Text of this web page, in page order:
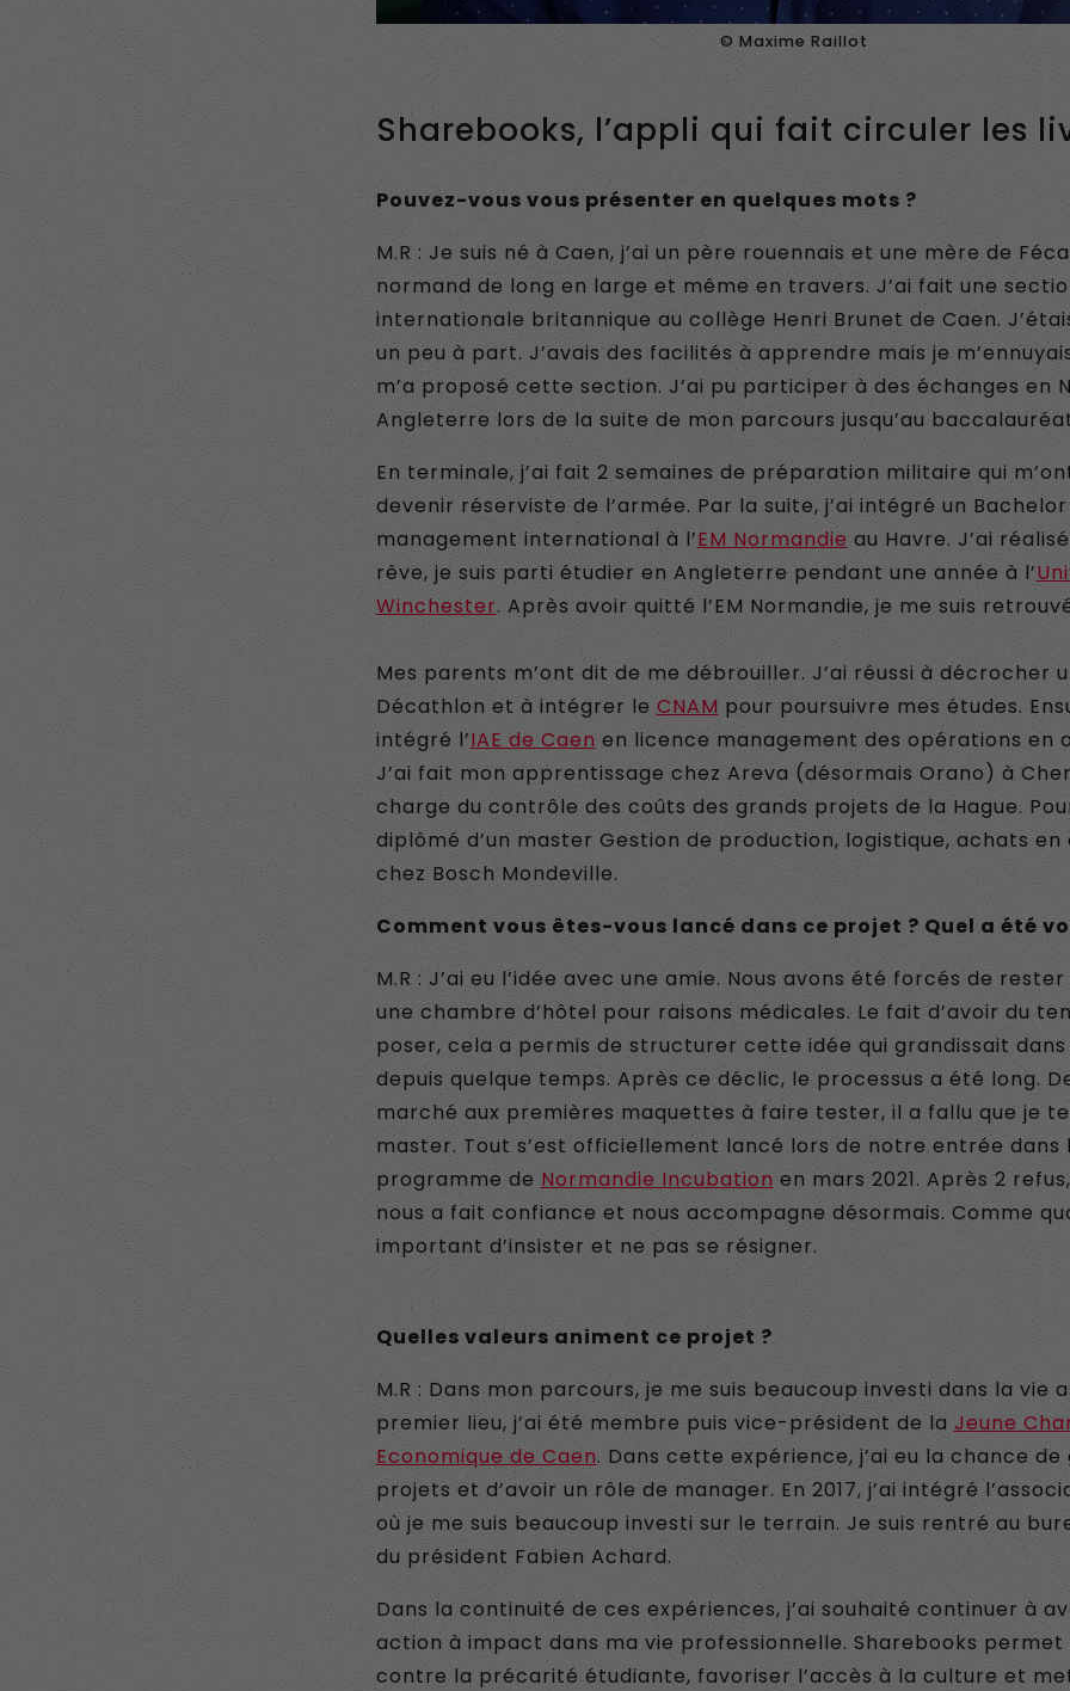
© Maxime Raillot
Sharebooks, l’appli qui fait circuler les
Pouvez-vous vous présenter en quelques mots ?
M.R : Je suis né à Caen, j’ai un père rouennais et une mère de
normand de long en large et même en travers. J’ai fait une
internationale britannique au collège Henri Brunet de Caen.
un peu à part. J’avais des facilités à apprendre mais je
m’a proposé cette section. J’ai pu participer à des échanges en
Angleterre lors de la suite de mon parcours jusqu’au
En terminale, j’ai fait 2 semaines de préparation militaire qui
devenir réserviste de l’armée. Par la suite, j’ai intégré un
management international à l’EM Normandie au Havre. J’ai
rêve, je suis parti étudier en Angleterre pendant une année à l’
Winchester. Après avoir quitté l’EM Normandie, je me suis
Mes parents m’ont dit de me débrouiller. J’ai réussi à décrocher
Décathlon et à intégrer leCNAM pour poursuivre mes études.
intégré l’IAE de Caen en licence management des opérations en
J’ai fait mon apprentissage chez Areva (désormais Orano) à
charge du contrôle des coûts des grands projets de la Hague.
diplômé d’un master Gestion de production, logistique, achats
chez Bosch Mondeville.
Comment vous êtes-vous lancé dans ce projet ? Quel a été
M.R : J’ai eu l’idée avec une amie. Nous avons été forcés de
une chambre d’hôtel pour raisons médicales. Le fait d’avoir du
poser, cela a permis de structurer cette idée qui grandissait
depuis quelque temps. Après ce déclic, le processus a été long.
marché aux premières maquettes à faire tester, il a fallu que je
master. Tout s’est officiellement lancé lors de notre entrée dans
programme deNormandie Incubationen mars 2021. Après 2
nous a fait confiance et nous accompagne désormais. Comme
important d’insister et ne pas se résigner.
Quelles valeurs animent ce projet ?
M.R : Dans mon parcours, je me suis beaucoup investi dans la vie
premier lieu, j’ai été membre puis vice-président de la Jeune
Economique de Caen. Dans cette expérience, j’ai eu la chance
projets et d’avoir un rôle de manager. En 2017, j’ai intégré
où je me suis beaucoup investi sur le terrain. Je suis rentré au
du président Fabien Achard.
Dans la continuité de ces expériences, j’ai souhaité continuer à
action à impact dans ma vie professionnelle. Sharebooks
contre la précarité étudiante, favoriser l’accès à la culture et